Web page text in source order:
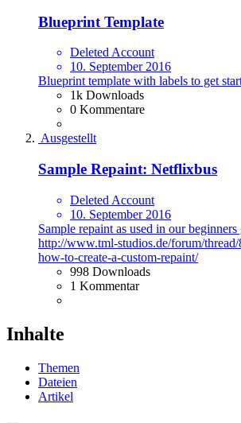
Blueprint Template
Deleted Account
10. September 2016
Blueprint template with labels to get
1k Downloads
0 Kommentare
Ausgestellt
Sample Repaint: Netflixbus
Deleted Account
10. September 2016
Sample repaint as used in our beginners
http://www.tml-studios.de/forum/
how-to-create-a-custom-repaint/
998 Downloads
1 Kommentar
Inhalte
Themen
Dateien
Artikel